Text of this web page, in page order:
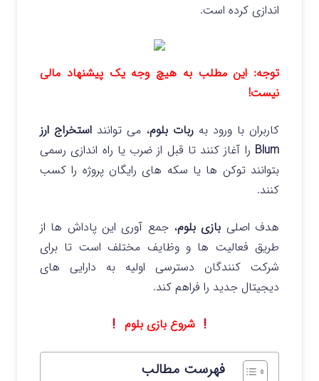
اندازی کرده است.
توجه: این مطلب به هیچ وجه یک پیشنهاد مالی
نیست!
کاربران با ورود به ربات بلوم، می توانند استخراج ارز
Blum را آغاز کنند تا قبل از ضرب یا راه اندازی رسمی
بتوانند توکن ها یا سکه های رایگان پروژه را کسب
کنند.
هدف اصلی بازی بلوم، جمع آوری این پاداش ها از
طریق فعالیت ها و وظایف مختلف است تا برای
شرکت کنندگان دسترسی اولیه به دارایی های
دیجیتال جدید را فراهم کند.
شروع بازی بلوم
فهرست مطالب